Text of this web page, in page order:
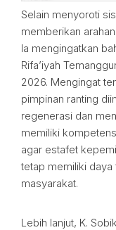
Selain menyoroti
memberikan
Ia mengingatkan
Rifa’iyah
2026. Mengingat
pimpinan ranting
regenerasi dan
memiliki
agar estafet
tetap memiliki daya
masyarakat.
Lebih lanjut, K.